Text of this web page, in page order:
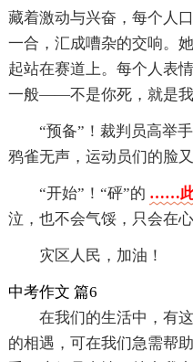
藏着激动与兴奋，每个人
一合，汇成嘈杂的交响。
起站在赛道上。每个人表
一般——不是你死，就是我
“预备”！裁判员高举
鸦雀无声，运动员们的脸
“开始”！“砰”的 ……此
泣，也不会气馁，只会在
灾区人民，加油！
中考作文 篇6
在我们的生活中，有
的相遇，可在我们急需帮